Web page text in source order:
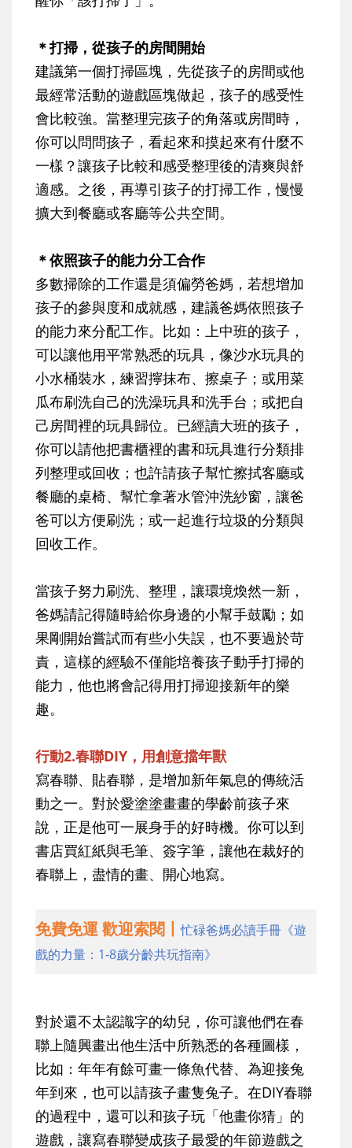
＊打掃，從孩子的房間開始
建議第一個打掃區塊，先從孩子的房間或他
最經常活動的遊戲區塊做起，孩子的感受性
會比較強。當整理完孩子的角落或房間時，
你可以問問孩子，看起來和摸起來有什麼不
一樣？讓孩子比較和感受整理後的清爽與舒
適感。之後，再導引孩子的打掃工作，慢慢
擴大到餐廳或客廳等公共空間。
＊依照孩子的能力分工合作
多數掃除的工作還是須偏勞爸媽，若想增加
孩子的參與度和成就感，建議爸媽依照孩子
的能力來分配工作。比如：上中班的孩子，
可以讓他用平常熟悉的玩具，像沙水玩具的
小水桶裝水，練習擰抹布、擦桌子；或用菜
瓜布刷洗自己的洗澡玩具和洗手台；或把自
己房間裡的玩具歸位。已經讀大班的孩子，
你可以請他把書櫃裡的書和玩具進行分類排
列整理或回收；也許請孩子幫忙擦拭客廳或
餐廳的桌椅、幫忙拿著水管沖洗紗窗，讓爸
爸可以方便刷洗；或一起進行垃圾的分類與
回收工作。
當孩子努力刷洗、整理，讓環境煥然一新，
爸媽請記得隨時給你身邊的小幫手鼓勵；如
果剛開始嘗試而有些小失誤，也不要過於苛
責，這樣的經驗不僅能培養孩子動手打掃的
能力，他也將會記得用打掃迎接新年的樂
趣。
行動2.春聯DIY，用創意擋年獸
寫春聯、貼春聯，是增加新年氣息的傳統活
動之一。對於愛塗塗畫畫的學齡前孩子來
說，正是他可一展身手的好時機。你可以到
書店買紅紙與毛筆、簽字筆，讓他在裁好的
春聯上，盡情的畫、開心地寫。
免費免運 歡迎索閱丨忙碌爸媽必讀手冊《遊
戲的力量：1-8歲分齡共玩指南》
對於還不太認識字的幼兒，你可讓他們在春
聯上隨興畫出他生活中所熟悉的各種圖樣，
比如：年年有餘可畫一條魚代替、為迎接兔
年到來，也可以請孩子畫隻兔子。在DIY春聯
的過程中，還可以和孩子玩「他畫你猜」的
遊戲，讓寫春聯變成孩子最愛的年節遊戲之